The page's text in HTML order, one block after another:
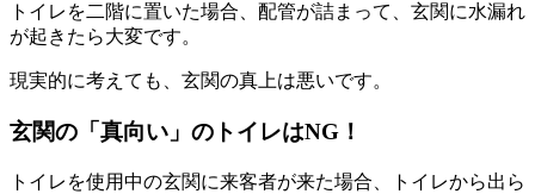
トイレを二階に置いた場合、配管が詰まって、玄関に水漏れ
が起きたら大変です。
現実的に考えても、玄関の真上は悪いです。
玄関の「真向い」のトイレはNG！
トイレを使用中の玄関に来客者が来た場合、トイレから出ら